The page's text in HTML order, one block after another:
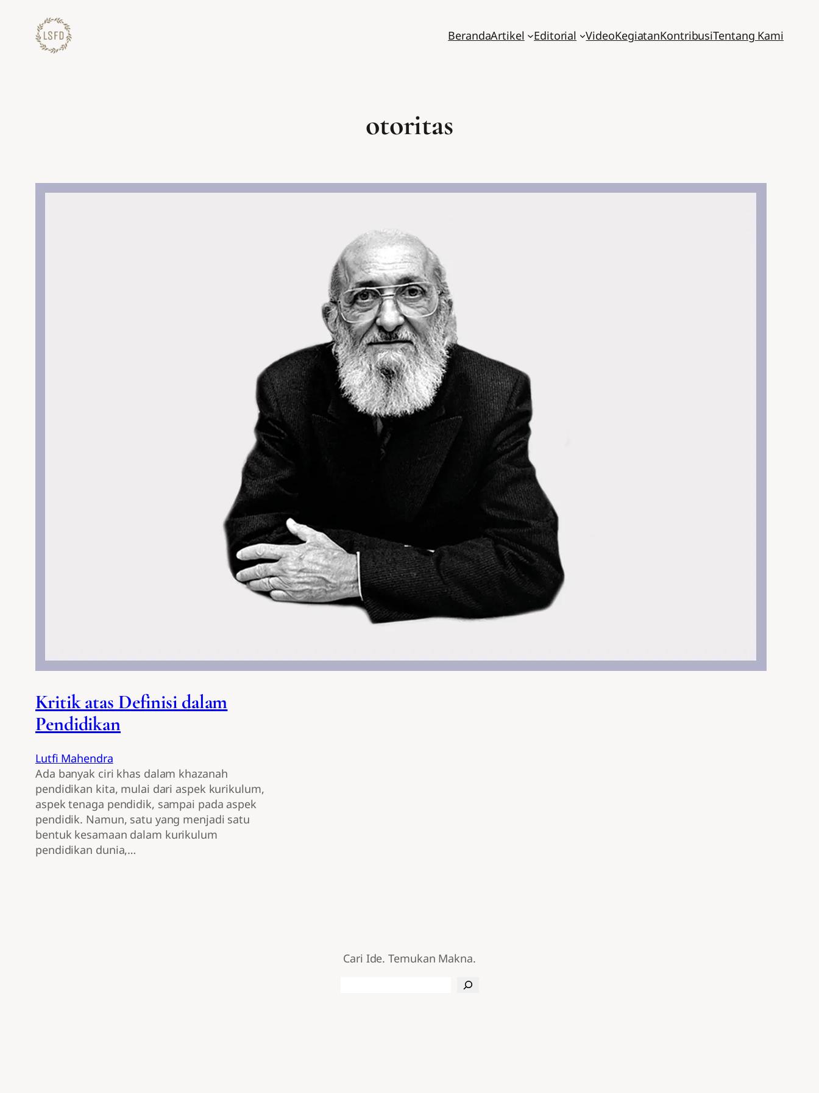
konten
BerandaArtikel Editorial VideoKegiatanKontribusiTentang Kami
otoritas
Kritik atas Definisi dalam
Pendidikan
Lutfi Mahendra
Ada banyak ciri khas dalam khazanah
pendidikan kita, mulai dari aspek kurikulum,
aspek tenaga pendidik, sampai pada aspek
pendidik. Namun, satu yang menjadi satu
bentuk kesamaan dalam kurikulum
pendidikan dunia,…
Cari Ide. Temukan Makna.